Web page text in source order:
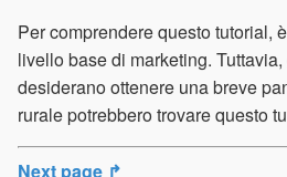
Per comprendere questo tutorial,
livello base di marketing.
desiderano ottenere una breve
rurale potrebbero trovare questo
Next page ↱